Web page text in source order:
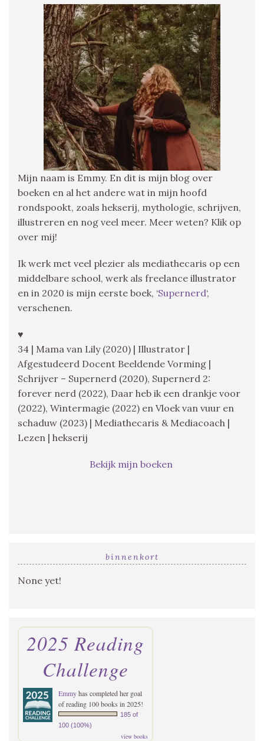
Mijn naam is Emmy. En dit is mijn blog over
boeken en al het andere wat in mijn hoofd
rondspookt, zoals hekserij, mythologie, schrijven,
illustreren en nog veel meer. Meer weten? Klik op
over mij!
Ik werk met veel plezier als mediathecaris op een
middelbare school, werk als freelance illustrator
en in 2020 is mijn eerste boek, ‘Supernerd‘,
verschenen.
♥
34 | Mama van Lily (2020) | Illustrator |
Afgestudeerd Docent Beeldende Vorming |
Schrijver – Supernerd (2020), Supernerd 2:
forever nerd (2022), Daar heb ik een drankje voor
(2022), Wintermagie (2022) en Vloek van vuur en
schaduw (2023) | Mediathecaris & Mediacoach |
Lezen | hekserij
Bekijk mijn boeken
binnenkort
None yet!
2025 Reading
Challenge
Emmyhas completed her goal
of reading 100 books in 2025!
185 of
100 (100%)
view books